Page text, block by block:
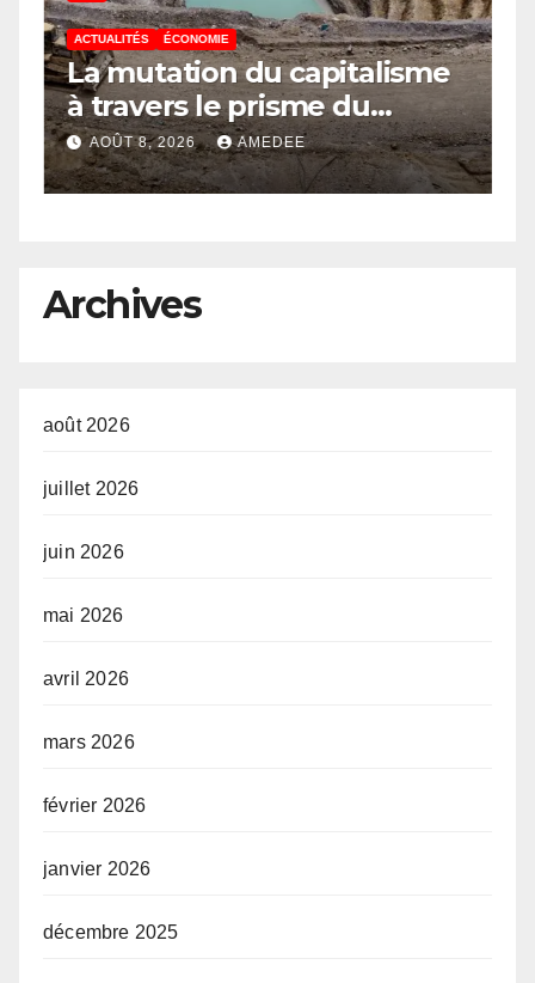
ACTUALITÉS ÉCONOMIE
La mutation du capitalisme
à travers le prisme du
Continuisme : de l’économie
de l’extraction à l’économie
AOÛT 8, 2026 AMEDEE
Archives
août 2026
juillet 2026
juin 2026
mai 2026
avril 2026
mars 2026
février 2026
janvier 2026
décembre 2025